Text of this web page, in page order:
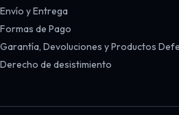
Envío y Entrega
Formas de Pago
Garantía, Devoluciones y Productos
Derecho de desistimiento